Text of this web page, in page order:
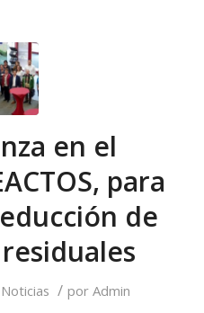
en el
para
de
Noticias / porAdmin